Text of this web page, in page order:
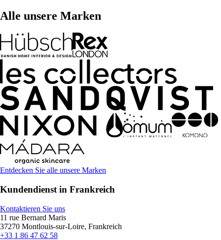
Alle unsere Marken
Entdecken Sie alle unsere Marken
Kundendienst in Frankreich
Kontaktieren Sie uns
11 rue Bernard Maris
37270 Montlouis-sur-Loire, Frankreich
+33 1 86 47 62 58